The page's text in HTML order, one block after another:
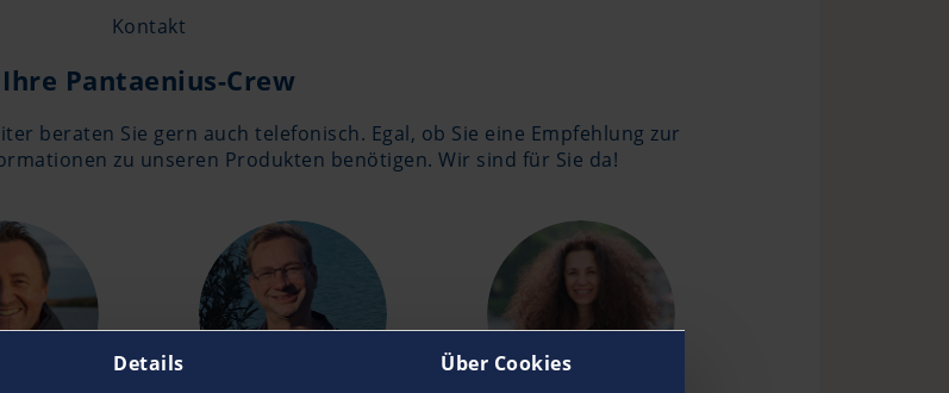
Details Über Cookies
Kontakt
Ihre Pantaenius-Crew
beraten Sie gern auch telefonisch. Egal, ob Sie eine Empfehlung zur
zu unseren Produkten benötigen. Wir sind für Sie da!